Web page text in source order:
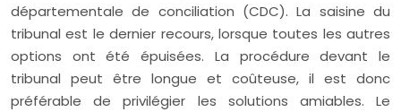
départementale de conciliation (CDC). La saisine du
tribunal est le dernier recours, lorsque toutes les autres
options ont été épuisées. La procédure devant le
tribunal peut être longue et coûteuse, il est donc
préférable de privilégier les solutions amiables. Le